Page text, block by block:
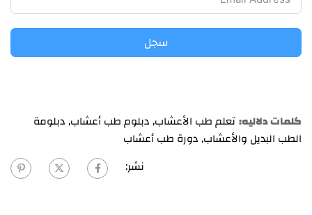
سجل
كلمات دلاليه:تعلم طب الأعشاب,دبلوم طب أعشاب,دبلومة
الطب البديل والأعشاب,دورة طب أعشاب
نشر: